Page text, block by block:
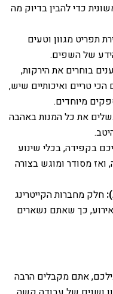
כדי להבין בדיוק מה
תפריט מגוון וטעים
של השפים.
בוחרים את הירקות,
טריים ואיכותיים שיש,
מיוחדים.
את כל המנות באהבה
בקפידה, בכלי שינוע
מסודר ומוגש בצורה
חלק מחברות הקייטרינג
כך שאתם נשארים
אתם מקבלים הרבה